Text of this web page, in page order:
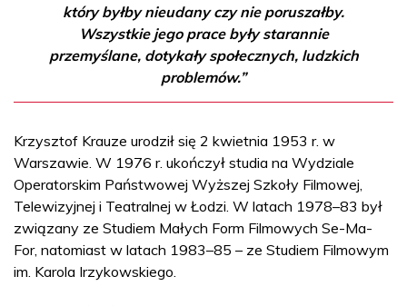
który byłby nieudany czy nie poruszałby.
Wszystkie jego prace były starannie
przemyślane, dotykały społecznych, ludzkich
problemów.”
Krzysztof Krauze urodził się 2 kwietnia 1953 r. w
Warszawie. W 1976 r. ukończył studia na Wydziale
Operatorskim Państwowej Wyższej Szkoły Filmowej,
Telewizyjnej i Teatralnej w Łodzi. W latach 1978–83 był
związany ze Studiem Małych Form Filmowych Se-Ma-
For, natomiast w latach 1983–85 – ze Studiem Filmowym
im. Karola Irzykowskiego.